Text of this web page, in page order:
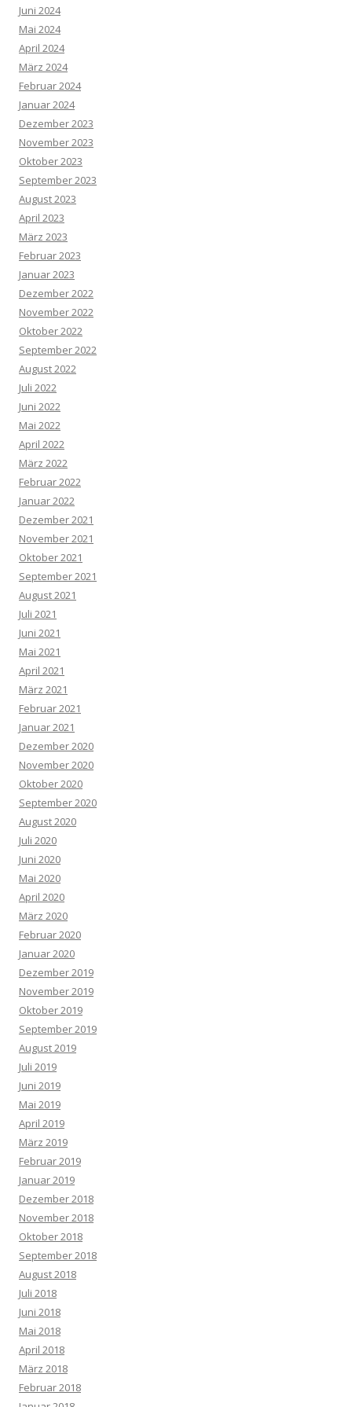
Juni 2024
Mai 2024
April 2024
März 2024
Februar 2024
Januar 2024
Dezember 2023
November 2023
Oktober 2023
September 2023
August 2023
April 2023
März 2023
Februar 2023
Januar 2023
Dezember 2022
November 2022
Oktober 2022
September 2022
August 2022
Juli 2022
Juni 2022
Mai 2022
April 2022
März 2022
Februar 2022
Januar 2022
Dezember 2021
November 2021
Oktober 2021
September 2021
August 2021
Juli 2021
Juni 2021
Mai 2021
April 2021
März 2021
Februar 2021
Januar 2021
Dezember 2020
November 2020
Oktober 2020
September 2020
August 2020
Juli 2020
Juni 2020
Mai 2020
April 2020
März 2020
Februar 2020
Januar 2020
Dezember 2019
November 2019
Oktober 2019
September 2019
August 2019
Juli 2019
Juni 2019
Mai 2019
April 2019
März 2019
Februar 2019
Januar 2019
Dezember 2018
November 2018
Oktober 2018
September 2018
August 2018
Juli 2018
Juni 2018
Mai 2018
April 2018
März 2018
Februar 2018